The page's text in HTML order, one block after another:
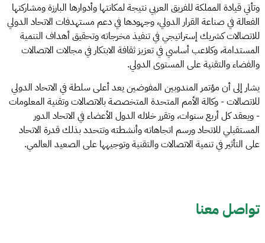
وتأتي قيادة المملكة للفريق العربي نتيجة لمكانتها وأدوارها البارزة ومشاركتها
الفعالة في صناعة القرار الدولي، وجهودها في دعم مستهدفات الاتحاد الدولي
للاتصالات كشريك إستراتيجي في تنفيذ مخرجاته وتحقيق أهداف التنمية
المستدامة، وكلاعب أساسي في تعزيز ثقافة الابتكار في مجالات الاتصالات
والفضاء والتقنية على المستوى الدولي.
يشار إلى أن مؤتمر المندوبين المفوضين يعد أعلى سلطة في الاتحاد الدولي
للاتصالات - وكالة الأمم المتحدة المتخصصة بالاتصالات وتقنية المعلومات
- ويعقد كل أربع سنوات، وتقرر خلاله الدول الأعضاء في الاتحاد الدور
المستقبلي للاتحاد ورسم اتجاهاته وأنشطته وتتحدد بذلك قدرة الاتحاد
على التأثير في تنمية الاتصالات والتقنية وتوجيهها على الصعيد العالمي.
تواصل معنا